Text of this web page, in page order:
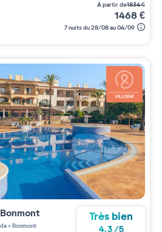
à partir de1834€
1468€
7 nuits du 28/08 au 04/09
>Bonmont
Très bien
4.3/5